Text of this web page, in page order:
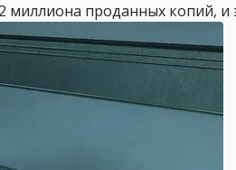
проданных копий, и